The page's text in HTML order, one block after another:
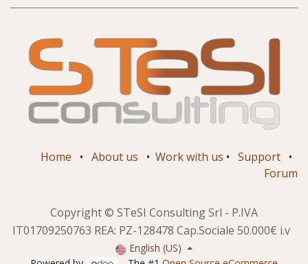
Home • About us • Work with us • Support •
Forum
Copyright © STeSI Consulting Srl - P.IVA
IT01709250763 REA: PZ-128478 Cap.Sociale 50.000€ i.v
English (US)